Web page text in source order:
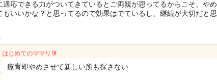
適応できる力がついてきているとご両親が思ってるからこそ、やめ
もいいかな？と思ってるので効果はでているし、継続が大切だと思
はじめてのママリ🔰
療育即やめさせて新しい所も探さない